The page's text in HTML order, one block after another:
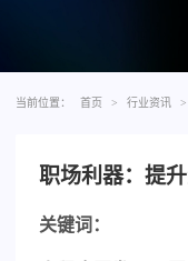
当前位置： 首页 > 行业资讯 >
职场利器：提
关键词：